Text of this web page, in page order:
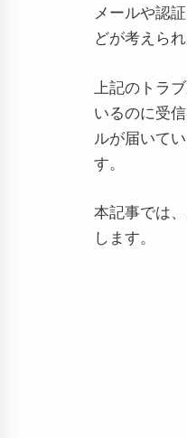
メールや認
どが考えられ
上記のトラ
いるのに受
ルが届いて
す。
本記事では、
します。